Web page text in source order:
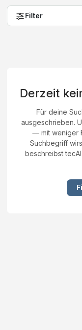
Filter
Derzeit
Für deine
ausgeschrieben.
— mit weniger
Suchbegriff
beschreibst